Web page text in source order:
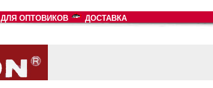
ДЛЯ ОПТОВИКОВ ДОСТАВКА